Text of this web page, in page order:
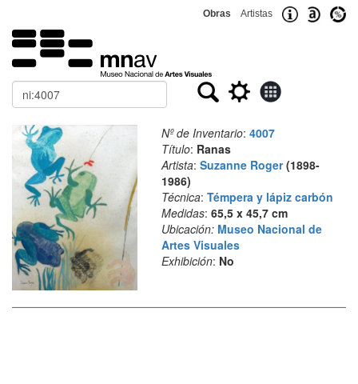
Obras Artistas
Buscar
Nº de Inventario: 4007
Título: Ranas
Artista: Suzanne Roger(1898-
1986)
Técnica: Témpera y lápiz carbón
Medidas: 65,5 x 45,7 cm
Ubicación: Museo Nacional de
Artes Visuales
Exhibición: No